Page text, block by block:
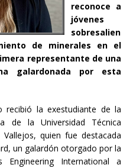
reconoce a
jóvenes
sobresalien
de minerales en el
representante de una
galardonada por esta
recibió la exestudiante de la
de la Universidad Técnica
quien fue destacada
un galardón otorgado por la
Engineering International a